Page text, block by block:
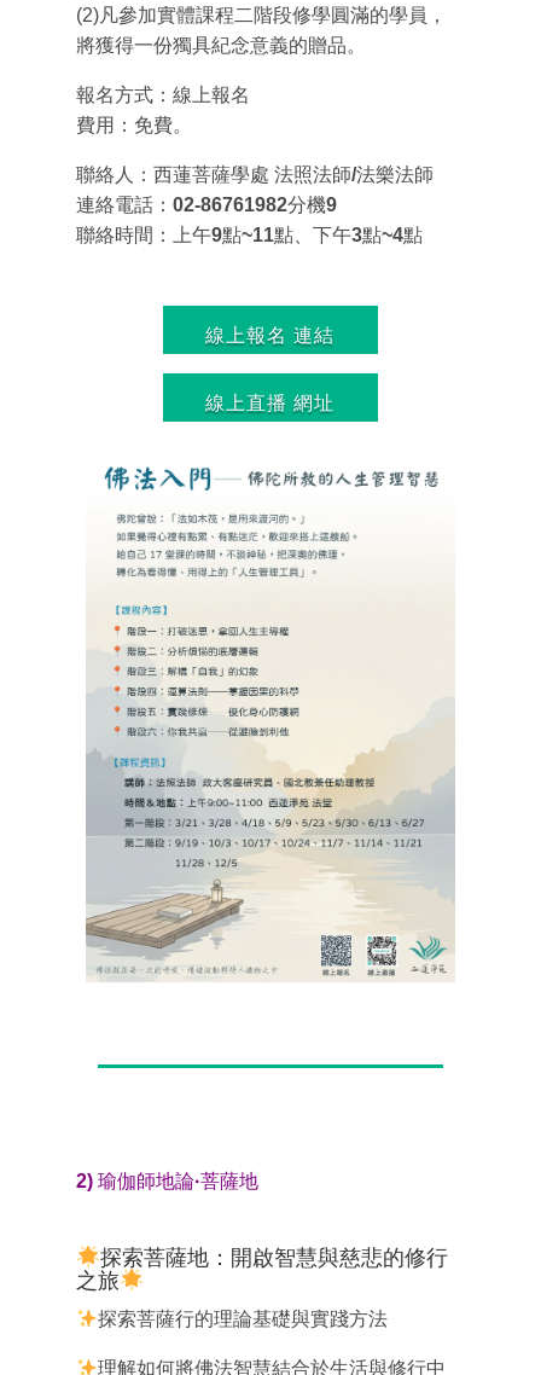
(2)凡參加實體課程二階段修學圓滿的學員，
將獲得一份獨具紀念意義的贈品。
報名方式：線上報名
費用：免費。
聯絡人：西蓮菩薩學處 法照法師/法樂法師
連絡電話： 02-86761982分機9
聯絡時間：上午9點~11點、下午3點~4點
線上報名 連結
線上直播 網址
2) 瑜伽師地論·菩薩地
探索菩薩地：開啟智慧與慈悲的修行
之旅
探索菩薩行的理論基礎與實踐方法
理解如何將佛法智慧結合於生活與修行中